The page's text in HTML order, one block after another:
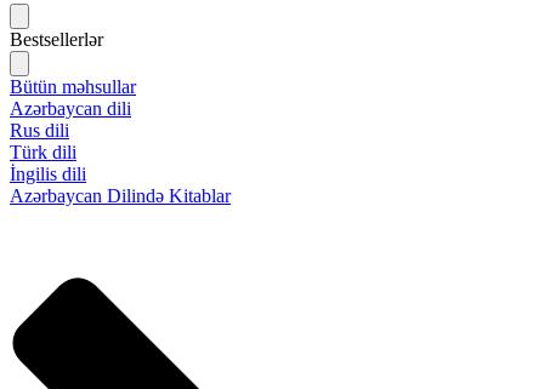
Bestsellerlər
Bütün məhsullar
Azərbaycan dili
Rus dili
Türk dili
İngilis dili
Azərbaycan Dilində Kitablar